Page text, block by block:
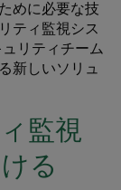
めに必要な技
ティ監視シス
リティチーム
新しいソリュ
監視
る